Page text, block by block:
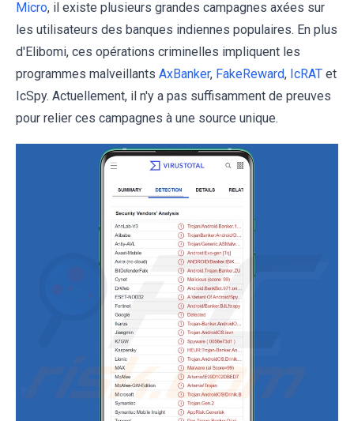
Micro, il existe plusieurs grandes campagnes axées sur
les utilisateurs des banques indiennes populaires. En plus
d'Elibomi, ces opérations criminelles impliquent les
programmes malveillants AxBanker, FakeReward, IcRAT et
IcSpy. Actuellement, il n'y a pas suffisamment de preuves
pour relier ces campagnes à une source unique.